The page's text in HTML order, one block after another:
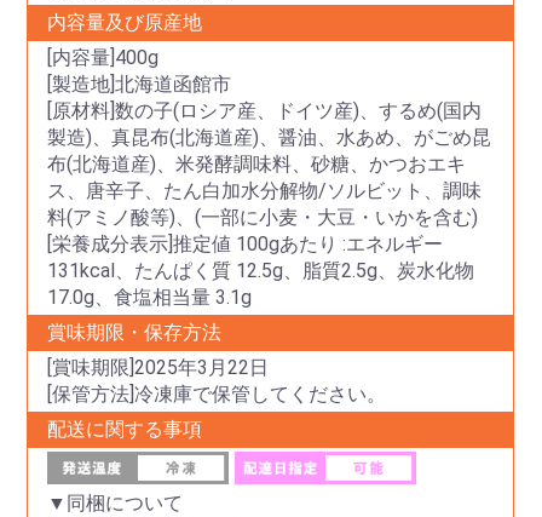
内容量及び原産地
[内容量]400g
[製造地]北海道函館市
[原材料]数の子(ロシア産、ドイツ産)、するめ(国内
製造)、真昆布(北海道産)、醤油、水あめ、がごめ昆
布(北海道産)、米発酵調味料、砂糖、かつおエキ
ス、唐辛子、たん白加水分解物/ソルビット、調味
料(アミノ酸等)、(一部に小麦・大豆・いかを含む)
[栄養成分表示]推定値 100gあたり :エネルギー
131kcal、たんぱく質 12.5g、脂質2.5g、炭水化物
17.0g、食塩相当量 3.1g
賞味期限・保存方法
[賞味期限]2025年3月22日
[保管方法]冷凍庫で保管してください。
配送に関する事項
▼同梱について